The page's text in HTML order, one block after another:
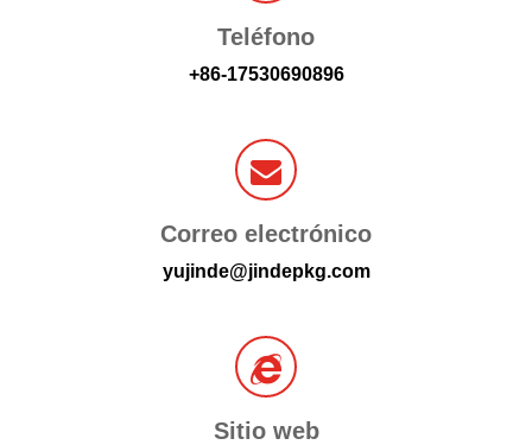
Teléfono
+86-17530690896
Correo electrónico
yujinde@jindepkg.com
Sitio web